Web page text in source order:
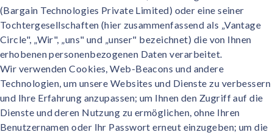
Vantage Perks
Rabatte und Vorteile.
Vantage Pulse
Umfrage und Feedback.
Vantage Fit
Gesundheit und Wohlbefinden.
Partner
Blog
Anmelden
Demo buchen
(Bargain Technologies Private Limited) oder eine seiner
Tochtergesellschaften (hier zusammenfassend als „Vantage
Circle", „Wir", „uns" und „unser" bezeichnet) die von Ihnen
erhobenen personenbezogenen Daten verarbeitet.
Wir verwenden Cookies, Web-Beacons und andere
Technologien, um unsere Websites und Dienste zu verbessern
und Ihre Erfahrung anzupassen; um Ihnen den Zugriff auf die
Dienste und deren Nutzung zu ermöglichen, ohne Ihren
Benutzernamen oder Ihr Passwort erneut einzugeben; um die